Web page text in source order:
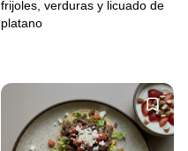
frijoles, verduras y licuado de
platano